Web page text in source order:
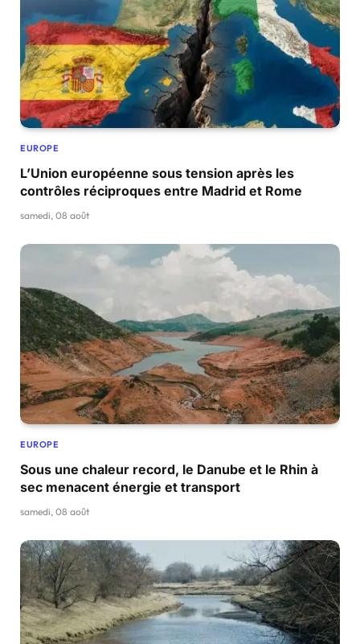
EUROPE
L’Union européenne sous tension après les
contrôles réciproques entre Madrid et Rome
samedi, 08 août
EUROPE
Sous une chaleur record, le Danube et le Rhin à
sec menacent énergie et transport
samedi, 08 août